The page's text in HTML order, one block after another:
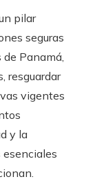
pilar
seguras
Panamá,
resguardar
vigentes
y la